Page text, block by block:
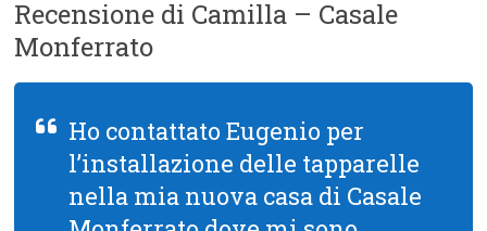
Recensione di Camilla – Casale
Monferrato
Ho contattato Eugenio per
l’installazione delle tapparelle
nella mia nuova casa di Casale